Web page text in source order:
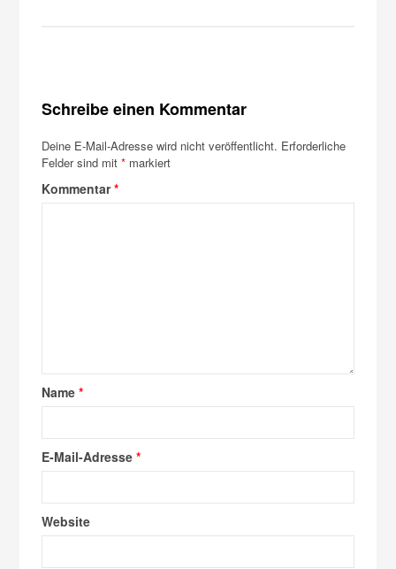
Schreibe einen Kommentar
Deine E-Mail-Adresse wird nicht veröffentlicht. Erforderliche
Felder sind mit* markiert
Kommentar*
Name*
E-Mail-Adresse*
Website